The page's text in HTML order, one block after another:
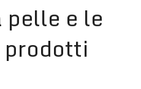
e le
prodotti